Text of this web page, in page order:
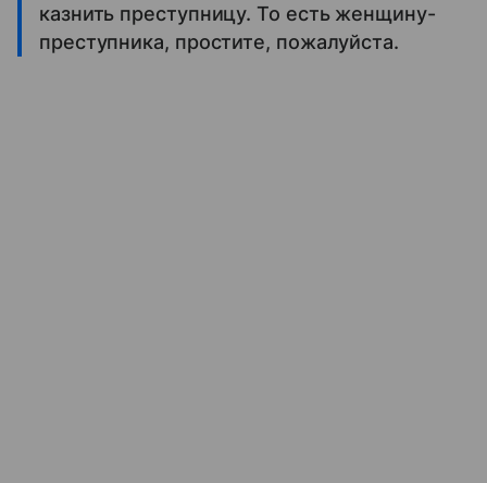
казнить преступницу. То есть женщину-
преступника, простите, пожалуйста.